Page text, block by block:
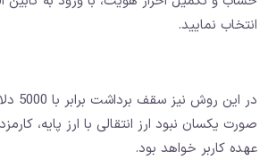
انتخاب نمایید.
در
صورت یکسان نبود ارز انتقالی با ارز پایه،
عهده کاربر خواهد بود.